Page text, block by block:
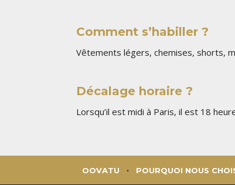
Comment s’habiller ?
Vêtements légers, chemises, shorts,
Décalage horaire ?
Lorsqu’il est midi à Paris, il est 18
OOVATU POURQUOI NOUS